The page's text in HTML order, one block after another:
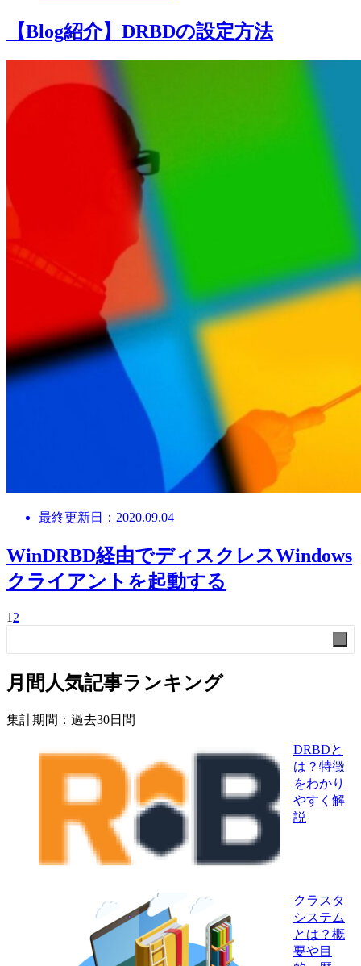
【Blog紹介】DRBDの設定方法
最終更新日：2020.09.04
WinDRBD経由でディスクレスWindows
クライアントを起動する
1 2
索
月間人気記事ランキング
集計期間：過去30日間
DRBDと
は？特徴
をわかり
やすく解
説
クラスタ
システム
とは？概
要や目